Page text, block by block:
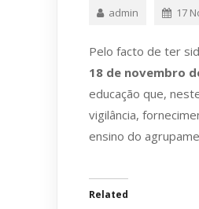
admin 17
Pelo facto de ter
18 de novembro
educação que,
vigilância,
ensino do
Related